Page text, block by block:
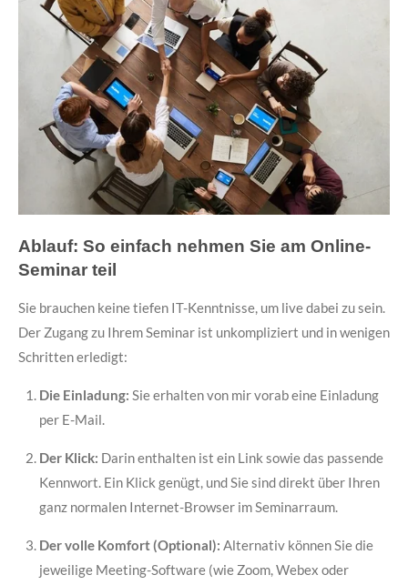
Ablauf: So einfach nehmen Sie am Online-
Seminar teil
Sie brauchen keine tiefen IT-Kenntnisse, um live dabei zu sein.
Der Zugang zu Ihrem Seminar ist unkompliziert und in wenigen
Schritten erledigt:
Die Einladung: Sie erhalten von mir vorab eine Einladung
per E-Mail.
Der Klick: Darin enthalten ist ein Link sowie das passende
Kennwort. Ein Klick genügt, und Sie sind direkt über Ihren
ganz normalen Internet-Browser im Seminarraum.
Der volle Komfort (Optional): Alternativ können Sie die
jeweilige Meeting-Software (wie Zoom, Webex oder